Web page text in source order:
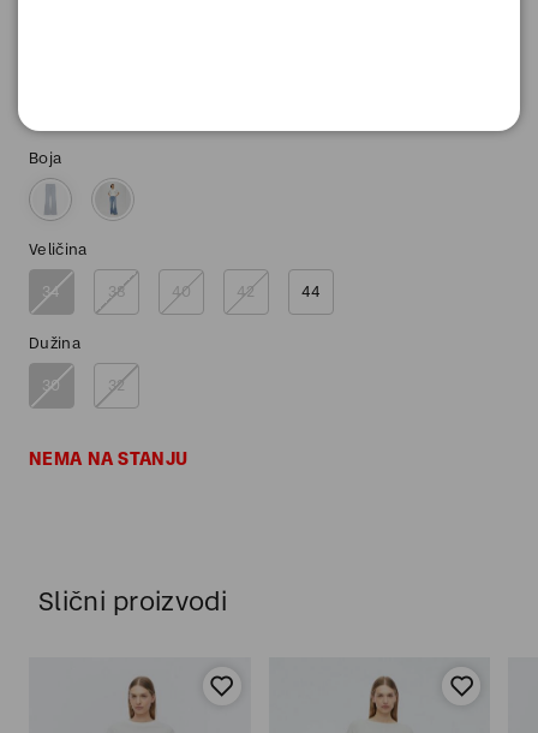
Boja
Veličina
34 38 40 42 44
Dužina
30 32
NEMA NA STANJU
Slični proizvodi